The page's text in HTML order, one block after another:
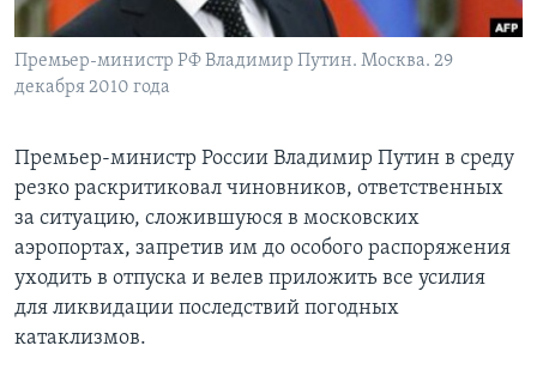
Learning English
Языки
Премьер-министр РФ Владимир Путин. Москва. 29
декабря 2010 года
Премьер-министр России Владимир Путин в среду
резко раскритиковал чиновников, ответственных
за ситуацию, сложившуюся в московских
аэропортах, запретив им до особого распоряжения
уходить в отпуска и велев приложить все усилия
для ликвидации последствий погодных
катаклизмов.